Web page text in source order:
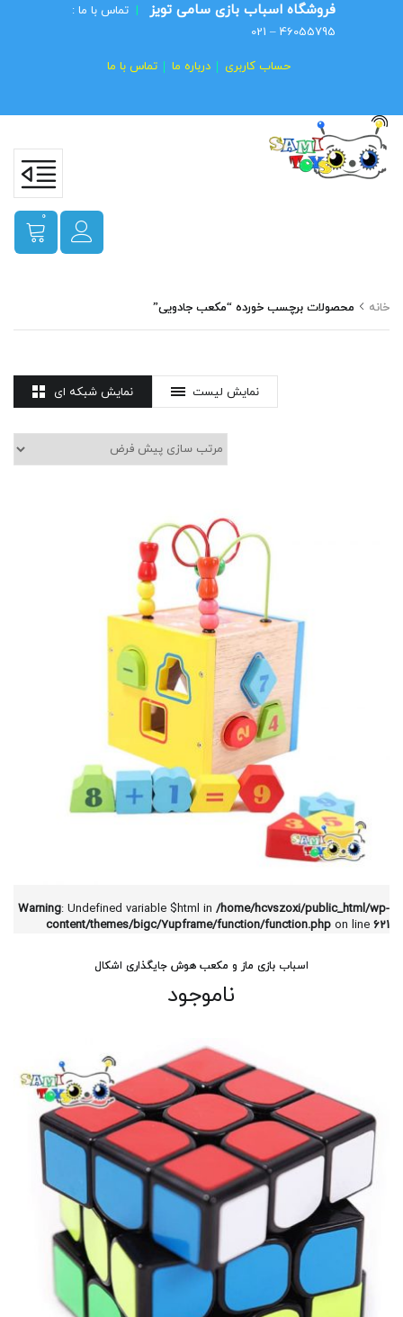
فروشگاه اسباب بازی سامی تویز | تماس با ما :
46055795 – 021
حساب کاربری درباره ما تماس با ما
0
خانه محصولات برچسب خورده “مکعب جادویی”
نمایش شبکه ای نمایش لیست
Warning: Undefined variable $html in /home/hcvszoxi/public_html/wp-
content/themes/bigc/7upframe/function/function.php on line 621
اسباب بازی ماز و مکعب هوش جایگذاری اشکال
ناموجود